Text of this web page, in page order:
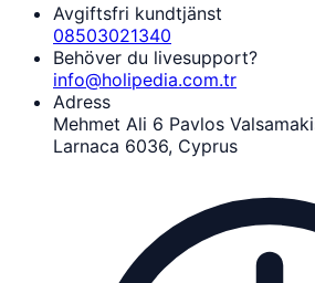
Avgiftsfri kundtjänst
08503021340
Behöver du livesupport?
info@holipedia.com.tr
Adress
Mehmet Ali 6 Pavlos
Larnaca 6036, Cyprus